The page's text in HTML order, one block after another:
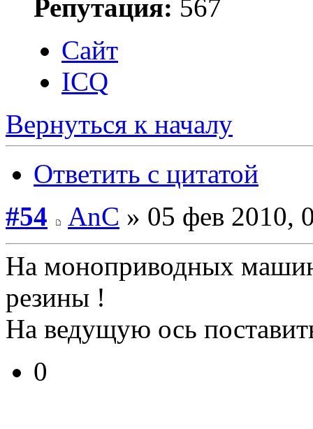
Репутация: 567
Сайт
ICQ
Вернуться к началу
Ответить с цитатой
#54
AnC » 05 фев 2010,
На моноприводных
резины !
На ведущую ось
0